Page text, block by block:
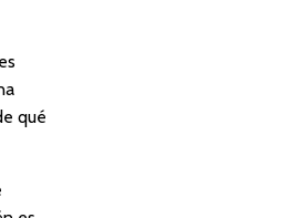
qué